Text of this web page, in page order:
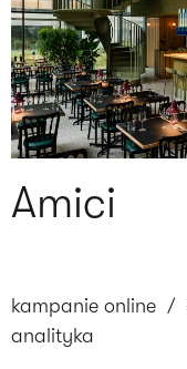
Amici
kampanie online /
analityka